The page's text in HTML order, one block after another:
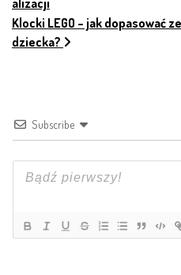
Klocki LEGO – jak dopasować
dziecka?
Subscribe